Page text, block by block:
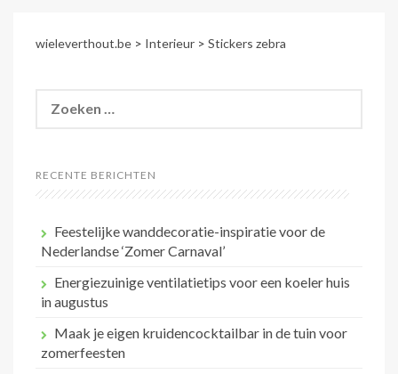
wieleverthout.be > Interieur > Stickers zebra
naar:
RECENTE BERICHTEN
Feestelijke wanddecoratie-inspiratie voor de
Nederlandse ‘Zomer Carnaval’
Energiezuinige ventilatietips voor een koeler huis
in augustus
Maak je eigen kruidencocktailbar in de tuin voor
zomerfeesten